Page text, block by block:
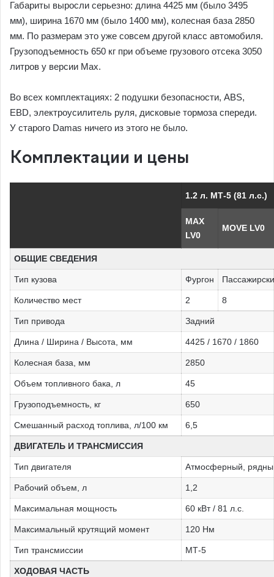
Габариты выросли серьезно: длина 4425 мм (было 3495
мм), ширина 1670 мм (было 1400 мм), колесная база 2850
мм. По размерам это уже совсем другой класс автомобиля.
Грузоподъемность 650 кг при объеме грузового отсека 3050
литров у версии Max.
Во всех комплектациях: 2 подушки безопасности, ABS,
EBD, электроусилитель руля, дисковые тормоза спереди.
У старого Damas ничего из этого не было.
Комплектации и цены
1.2 л. МТ-5 (81 л.с.)
MAX
LV0
MOVE LV0
ОБЩИЕ СВЕДЕНИЯ
Тип кузова Фургон
Количество мест 2 8
Тип привода Задний
Длина / Ширина / Высота, мм 4425 / 1670 / 1860
Колесная база, мм 2850
Объем топливного бака, л 45
Грузоподъемность, кг 650
Смешанный расход топлива, л/100 км 6,5
ДВИГАТЕЛЬ И ТРАНСМИССИЯ
Тип двигателя Атмосферный,
Рабочий объем, л 1,2
Максимальная мощность 60 кВт / 81 л.с.
Максимальный крутящий момент 120 Нм
Тип трансмиссии МТ-5
ХОДОВАЯ ЧАСТЬ